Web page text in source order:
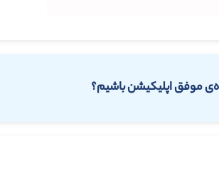
موفق اپلیکیشن باشیم؟